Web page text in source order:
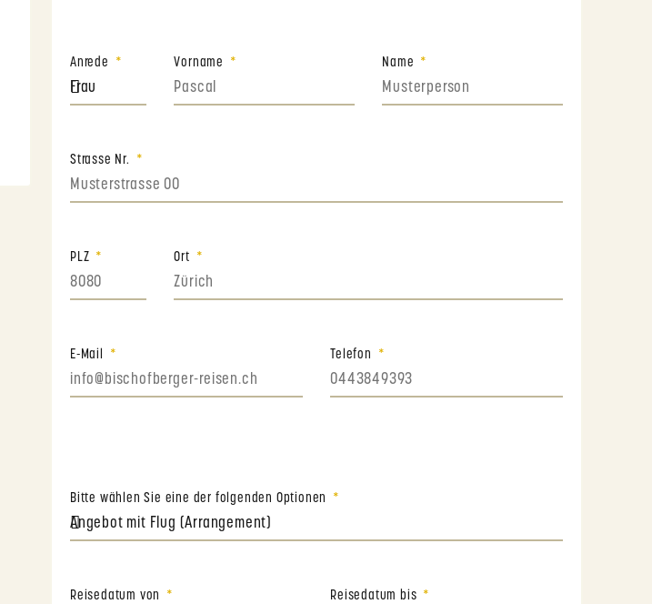
Anrede Vorname Name
Strasse Nr.
PLZ Ort
E-Mail Telefon
Bitte wählen Sie eine der folgenden Optionen
Reisedatum von Reisedatum bis